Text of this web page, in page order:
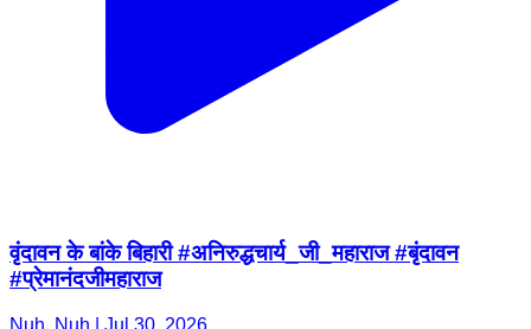
वृंदावन के बांके बिहारी #अनिरुद्धचार्य_जी_महाराज #बृंदावन
#प्रेमानंदजीमहाराज